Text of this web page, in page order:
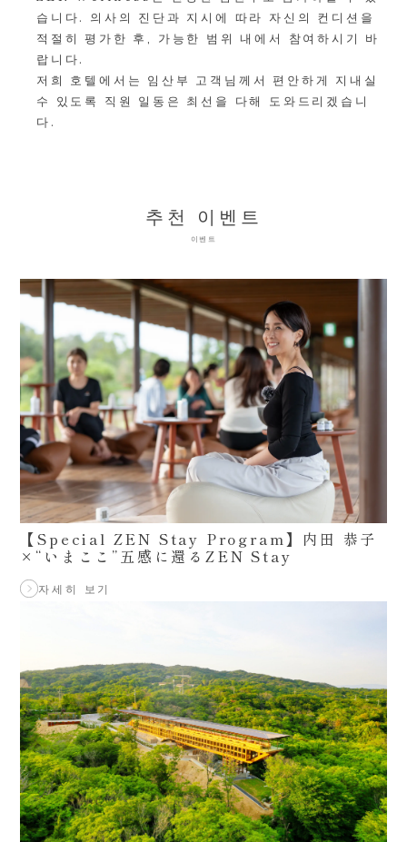
습니다. 의사의 진단과 지시에 따라 자신의 컨디션을
적절히 평가한 후, 가능한 범위 내에서 참여하시기 바
랍니다.
저희 호텔에서는 임산부 고객님께서 편안하게 지내실
수 있도록 직원 일동은 최선을 다해 도와드리겠습니
다.
추천 이벤트
이벤트
【Special ZEN Stay Program】内田 恭子
×“いまここ”五感に還るZEN Stay
자세히 보기